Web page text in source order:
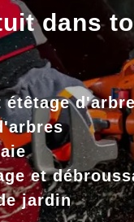
dans
étêtage
et
jardin